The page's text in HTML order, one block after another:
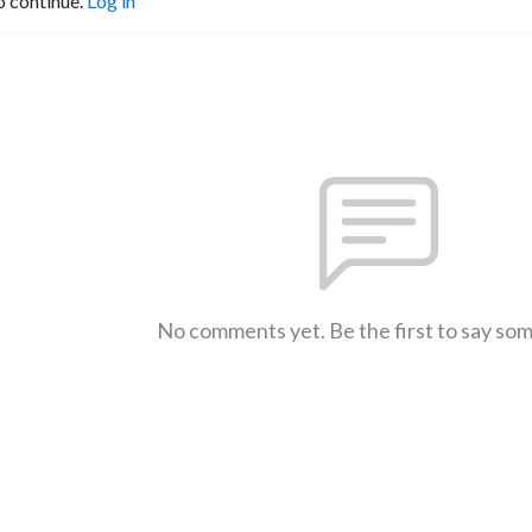
No comments yet. Be the first to say